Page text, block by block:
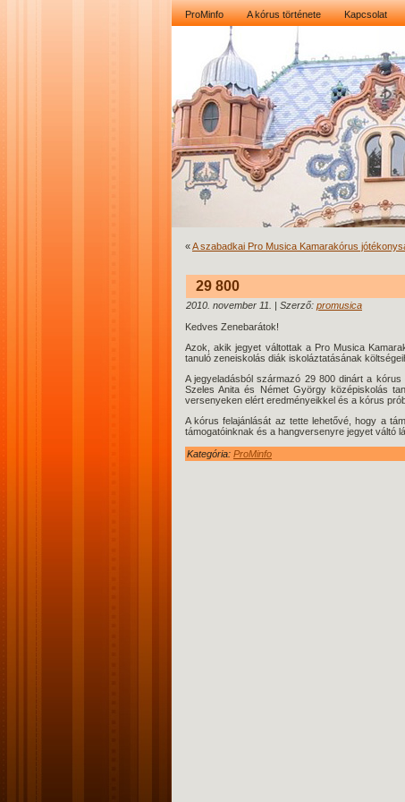
ProMinfo A kórus története Kapcsolat
«A szabadkai Pro Musica Kamarakórus
29 800
2010. november 11. | Szerző: promusica
Kedves Zenebarátok!
Azok, akik jegyet váltottak a Pro Musica
tanuló zeneiskolás diák iskoláztatásának
A jegyeladásból származó 29 800 dinárt a
Szeles Anita és Német György középiskolás
versenyeken elért eredményeikkel és a kórus
A kórus felajánlását az tette lehetővé, hogy a
támogatóinknak és a hangversenyre jegyet váltó
Kategória: ProMinfo